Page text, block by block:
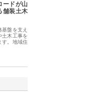
ードが山
舗装土木
盤を支え
土木工事を
す。地域住